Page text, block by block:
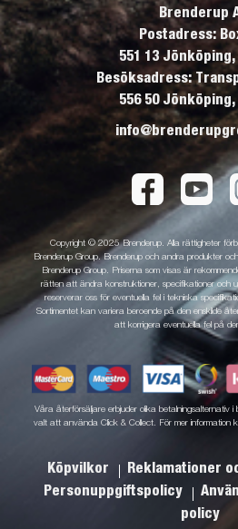
Brenderup
Postadress:
551 13
Besöksadress:
556 50
Copyright © 2025 Brenderup. Alla rättigheter
Brenderup Group. Brenderup och andra produkter
Brenderup Group. Priserna som visas är
rätten att ändra konstruktioner, specifikationer och
reserverar oss för eventuella fel i tekniska
Sortimentet kan variera beroende på den enskilde
att korrigera eventuella fel på
Våra återförsäljare erbjuder olika betalningsalternativ
valt att använda Click & Collect. För mer information
Köpvilkor Reklamationer
Personuppgiftspolicy
policy